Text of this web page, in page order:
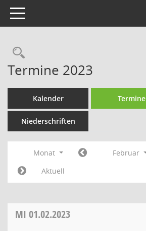
Toggle navigation
Rechercheauswahl
Termine 2023
Kalender Termine
Niederschriften
Monat Februar
Aktuell
MI 01.02.2023